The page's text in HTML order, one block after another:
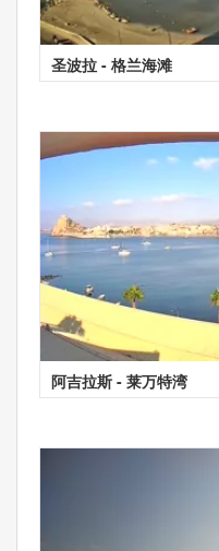
圣波拉 - 格兰海滩
阿吉拉斯 - 莱万特湾